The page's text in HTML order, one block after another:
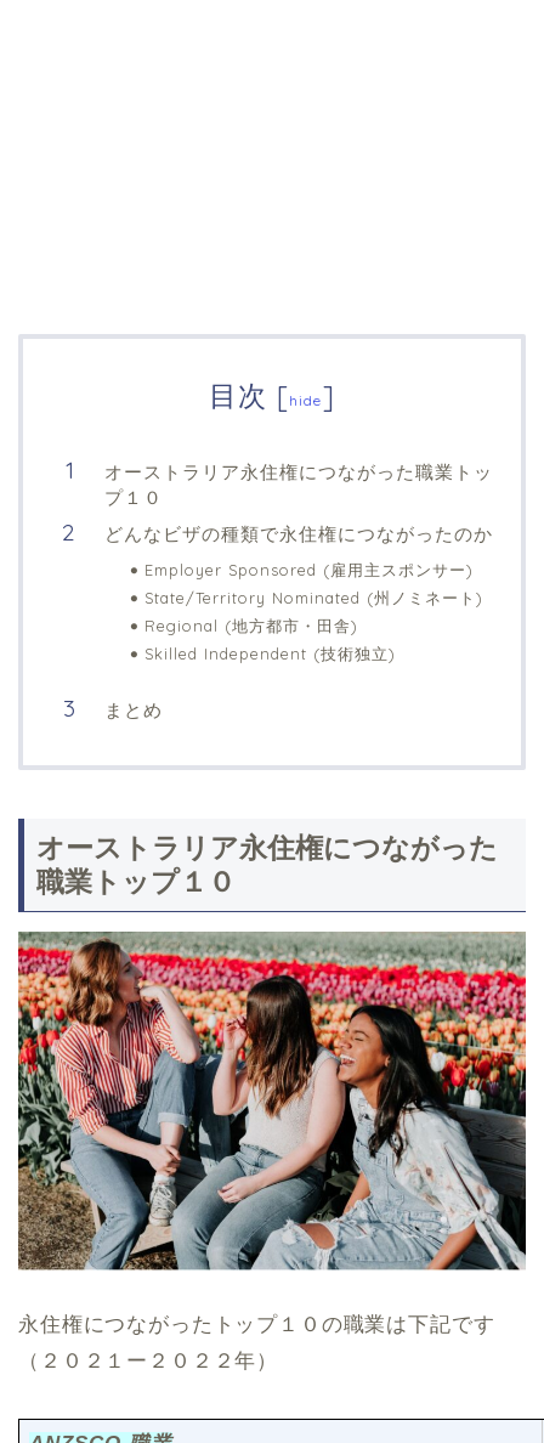
目次 [hide]
オーストラリア永住権につながった職業トッ
プ１０
どんなビザの種類で永住権につながったのか
Employer Sponsored (雇用主スポンサー)
State/Territory Nominated (州ノミネート)
Regional (地方都市・田舎)
Skilled Independent (技術独立)
まとめ
オーストラリア永住権につながった
職業トップ１０
永住権につながったトップ１０の職業は下記です
（２０２１ー２０２２年）